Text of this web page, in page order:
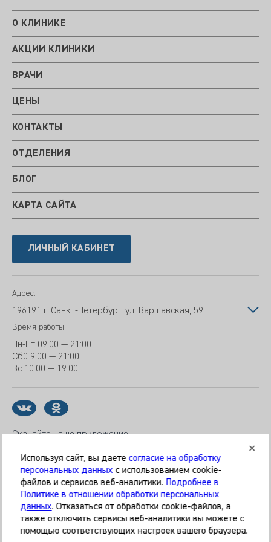
О КЛИНИКЕ
АКЦИИ КЛИНИКИ
ВРАЧИ
ЦЕНЫ
КОНТАКТЫ
ОТДЕЛЕНИЯ
БЛОГ
КАРТА САЙТА
ЛИЧНЫЙ КАБИНЕТ
Адрес:
196191 г. Санкт-Петербург, ул. Варшавская, 59
Время работы:
Пн-Пт 09:00 — 21:00
Сб0 9:00 — 21:00
Вс 10:00 — 19:00
Скачайте наше приложение
© 2026 Клиника «МЕДИКАЛ ОН ГРУП»
Все права защищены
Информация, представленная на сайте, является
Используя сайт, вы даете согласие на обработку
персональных данныхс использованием cookie-
файлов и сервисов веб-аналитики. Подробнее в
Политике в отношении обработки персональных
данных. Отказаться от обработки cookie-файлов, а
также отключить сервисы веб-аналитики вы можете с
помощью соответствующих настроек вашего браузера.